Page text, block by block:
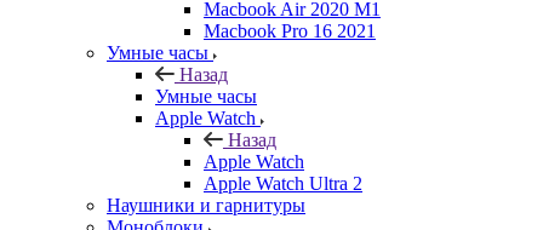
Macbook Air 2020 M1
Macbook Pro 16 2021
Умные часы
Назад
Умные часы
Apple Watch
Назад
Apple Watch
Apple Watch Ultra 2
Наушники и гарнитуры